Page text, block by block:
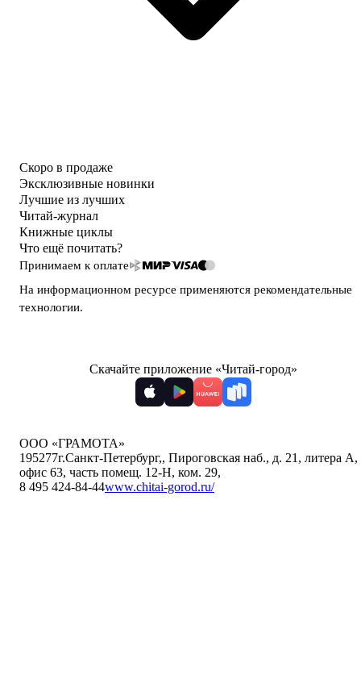
Скоро в продаже
Эксклюзивные новинки
Лучшие из лучших
Читай-журнал
Книжные циклы
Что ещё почитать?
Принимаем к оплате
На информационном ресурсе применяются рекомендательные
технологии.
Скачайте приложение «Читай-город»
ООО «ГРАМОТА»
195277г.Санкт-Петербург,, Пироговская наб., д. 21, литера А,
офис 63, часть помещ. 12-Н, ком. 29,
8 495 424-84-44www.chitai-gorod.ru/